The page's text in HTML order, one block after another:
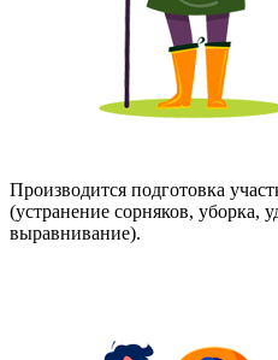
Производится подготовка
(устранение сорняков, уборка,
выравнивание).